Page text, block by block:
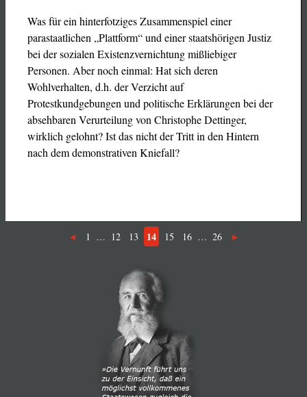
Was für ein hinterfotziges Zusammenspiel einer
parastaatlichen „Plattform“ und einer staatshörigen Justiz
bei der sozialen Existenzvernichtung mißliebiger
Personen. Aber noch einmal: Hat sich deren
Wohlverhalten, d.h. der Verzicht auf
Protestkundgebungen und politische Erklärungen bei der
absehbaren Verurteilung von Christophe Dettinger,
wirklich gelohnt? Ist das nicht der Tritt in den Hintern
nach dem demonstrativen Kniefall?
1 … 12 13 14 15 16 … 26